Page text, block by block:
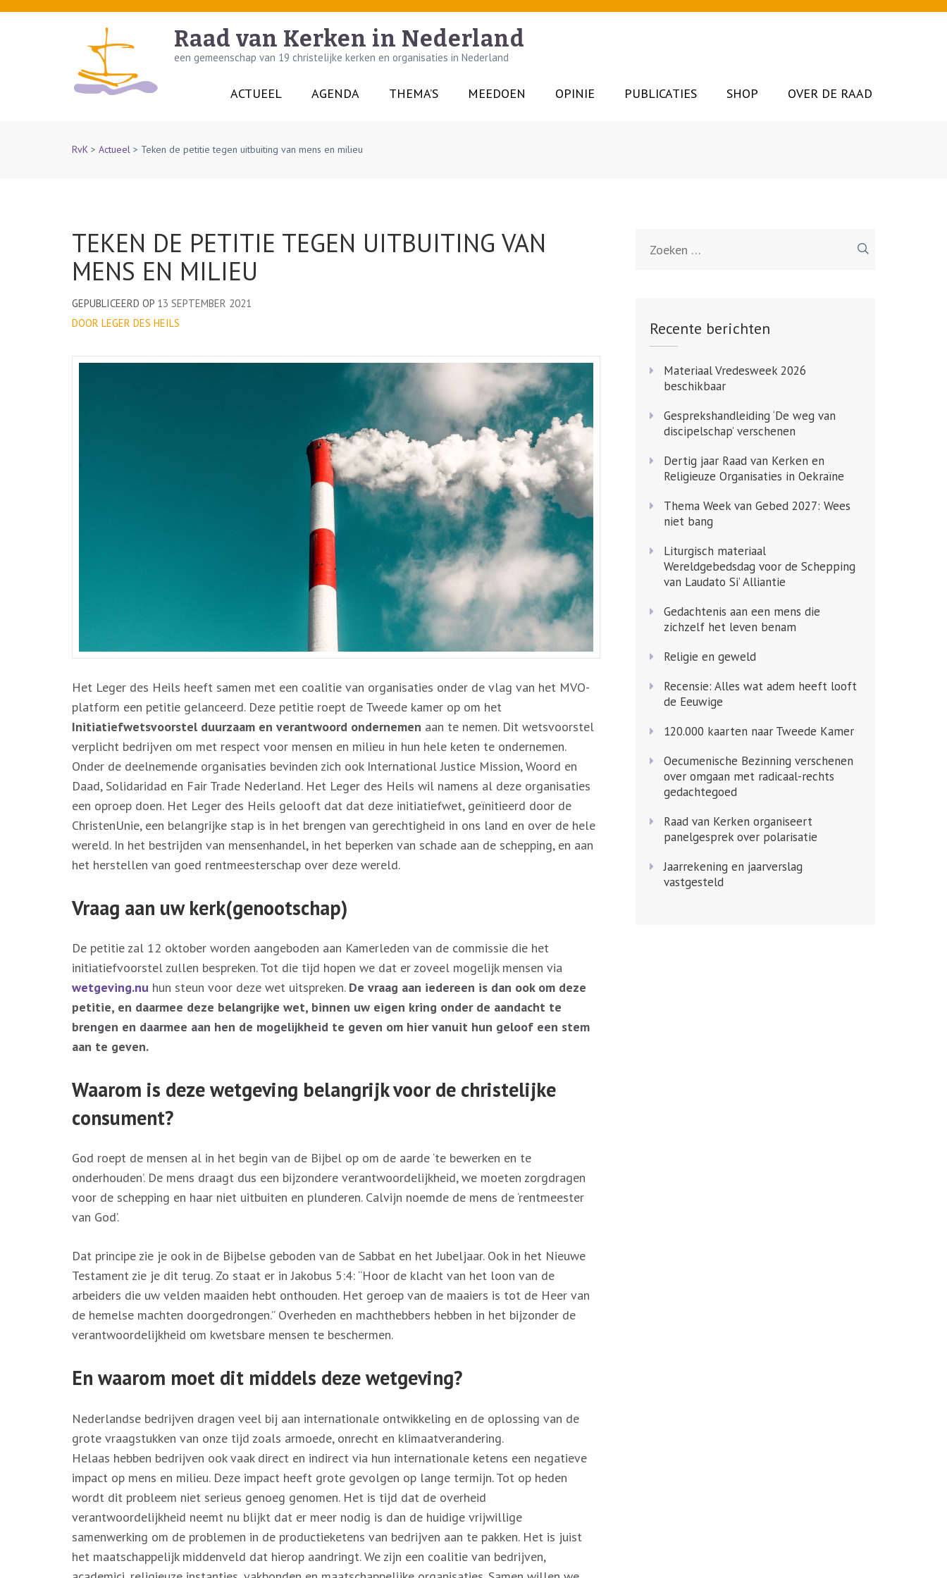
Skip
Raad van Kerken in Nederland
een gemeenschap van 19 christelijke kerken en organisaties in Nederland
ACTUEEL AGENDA THEMA’S MEEDOEN OPINIE PUBLICATIES SHOP OVER DE RAAD
RvK > Actueel > Teken de petitie tegen uitbuiting van mens en milieu
TEKEN DE PETITIE TEGEN UITBUITING VAN
MENS EN MILIEU
GEPUBLICEERD OP 13 SEPTEMBER 2021
DOOR LEGER DES HEILS
Het Leger des Heils heeft samen met een coalitie van organisaties onder de vlag van het MVO-
platform een petitie gelanceerd. Deze petitie roept de Tweede kamer op om het
Initiatiefwetsvoorstel duurzaam en verantwoord ondernemen aan te nemen. Dit wetsvoorstel
verplicht bedrijven om met respect voor mensen en milieu in hun hele keten te ondernemen.
Onder de deelnemende organisaties bevinden zich ook International Justice Mission, Woord en
Daad, Solidaridad en Fair Trade Nederland. Het Leger des Heils wil namens al deze organisaties
een oproep doen. Het Leger des Heils gelooft dat dat deze initiatiefwet, geïnitieerd door de
ChristenUnie, een belangrijke stap is in het brengen van gerechtigheid in ons land en over de hele
wereld. In het bestrijden van mensenhandel, in het beperken van schade aan de schepping, en aan
het herstellen van goed rentmeesterschap over deze wereld.
Vraag aan uw kerk(genootschap)
De petitie zal 12 oktober worden aangeboden aan Kamerleden van de commissie die het
initiatiefvoorstel zullen bespreken. Tot die tijd hopen we dat er zoveel mogelijk mensen via
wetgeving.nu hun steun voor deze wet uitspreken. De vraag aan iedereen is dan ook om deze
petitie, en daarmee deze belangrijke wet, binnen uw eigen kring onder de aandacht te
brengen en daarmee aan hen de mogelijkheid te geven om hier vanuit hun geloof een stem
aan te geven.
Waarom is deze wetgeving belangrijk voor de christelijke
consument?
God roept de mensen al in het begin van de Bijbel op om de aarde ‘te bewerken en te
onderhouden’. De mens draagt dus een bijzondere verantwoordelijkheid, we moeten zorgdragen
voor de schepping en haar niet uitbuiten en plunderen. Calvijn noemde de mens de ‘rentmeester
van God’.
Dat principe zie je ook in de Bijbelse geboden van de Sabbat en het Jubeljaar. Ook in het Nieuwe
Testament zie je dit terug. Zo staat er in Jakobus 5:4: “Hoor de klacht van het loon van de
arbeiders die uw velden maaiden hebt onthouden. Het geroep van de maaiers is tot de Heer van
de hemelse machten doorgedrongen.” Overheden en machthebbers hebben in het bijzonder de
verantwoordelijkheid om kwetsbare mensen te beschermen.
En waarom moet dit middels deze wetgeving?
Nederlandse bedrijven dragen veel bij aan internationale ontwikkeling en de oplossing van de
grote vraagstukken van onze tijd zoals armoede, onrecht en klimaatverandering.
Helaas hebben bedrijven ook vaak direct en indirect via hun internationale ketens een negatieve
impact op mens en milieu. Deze impact heeft grote gevolgen op lange termijn. Tot op heden
wordt dit probleem niet serieus genoeg genomen. Het is tijd dat de overheid
verantwoordelijkheid neemt nu blijkt dat er meer nodig is dan de huidige vrijwillige
samenwerking om de problemen in de productieketens van bedrijven aan te pakken. Het is juist
het maatschappelijk middenveld dat hierop aandringt. We zijn een coalitie van bedrijven,
naar:
Recente berichten
Materiaal Vredesweek 2026
beschikbaar
Gesprekshandleiding ‘De weg van
discipelschap’ verschenen
Dertig jaar Raad van Kerken en
Religieuze Organisaties in Oekraïne
Thema Week van Gebed 2027: Wees
niet bang
Liturgisch materiaal
Wereldgebedsdag voor de Schepping
van Laudato Si’ Alliantie
Gedachtenis aan een mens die
zichzelf het leven benam
Religie en geweld
Recensie: Alles wat adem heeft looft
de Eeuwige
120.000 kaarten naar Tweede Kamer
Oecumenische Bezinning verschenen
over omgaan met radicaal-rechts
gedachtegoed
Raad van Kerken organiseert
panelgesprek over polarisatie
Jaarrekening en jaarverslag
vastgesteld